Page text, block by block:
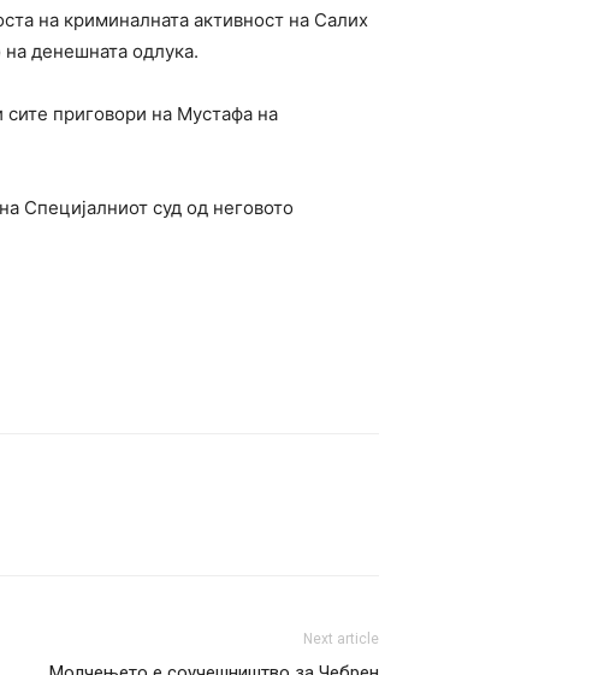
на криминалната активност на Салих
на денешната одлука.
сите приговори на Мустафа на
Специјалниот суд од неговото
Next article